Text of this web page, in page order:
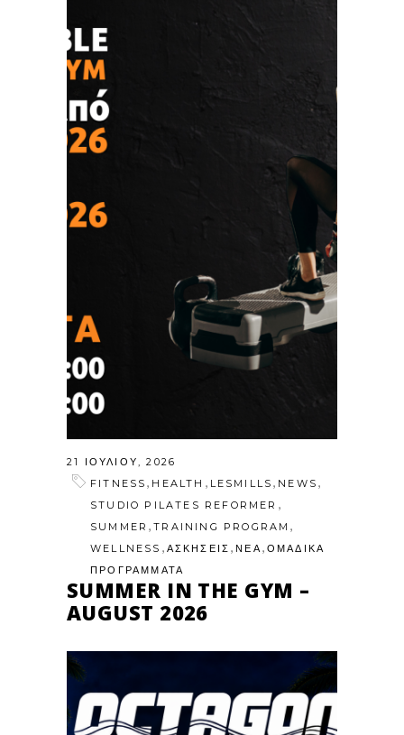
21 ΙΟΥΛΊΟΥ, 2026
FITNESS , HEALTH , LESMILLS , NEWS ,
STUDIO PILATES REFORMER ,
SUMMER ,TRAINING PROGRAM ,
WELLNESS , ΑΣΚΗΣΕΙΣ ,ΝΕΑ , ΟΜΑΔΙΚΑ
ΠΡΟΓΡΑΜΜΑΤΑ
SUMMER IN THE GYM –
AUGUST 2026